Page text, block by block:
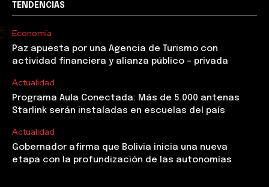
TENDENCIAS
Economía
Paz apuesta por una Agencia de Turismo con
actividad financiera y alianza público – privada
Actualidad
Programa Aula Conectada: Más de 5.000 antenas
Starlink serán instaladas en escuelas del país
Actualidad
Gobernador afirma que Bolivia inicia una nueva
etapa con la profundización de las autonomías